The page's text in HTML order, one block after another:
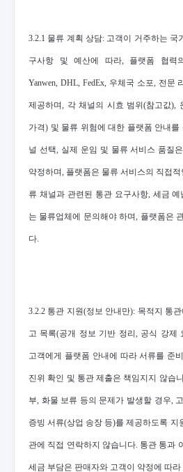
3.2.1 물류 계획 상담: 고객이 거주하는 국
구사항 및 예산에 따라, 플랫폼 협력
Yanwen, DHL, FedEx, 우체국 소포, 전문
제공하며, 각 채널의 시효 범위(참고값),
가격) 및 물류 위험에 대한 플랫폼 안내를
널 선택, 실제 운임 및 물류 서비스 품질
약정하며, 플랫폼은 물류 서비스의 직접
류 채널과 관련된 통관 요구사항, 세금
는 물류업체에 문의해야 하며, 플랫폼은
다.
3.2.2 통관 지원(정보 안내만): 목적지 통
고 목록(공개 정보 기반 정리, 공식 강제
고객에게 플랫폼 안내에 따라 서류를 준
진위 확인 및 통관 제출은 책임지지 않습
부, 화물 보류 등의 문제가 발생할 경우,
증빙 서류(상업 송장 등)를 제공하도록 지
관에 직접 연락하지 않습니다. 통관 통과
세금 부담은 판매자와 고객이 약정에 따라